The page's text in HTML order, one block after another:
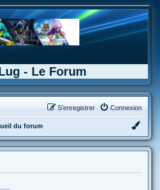
- Le Forum
Connexion
S’enregistrer
du forum